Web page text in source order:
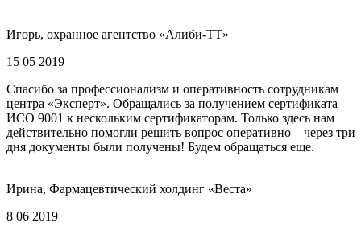
Игорь, охранное агентство «Алиби-ТТ»
15 05 2019
Спасибо за профессионализм и оперативность сотрудникам
центра «Эксперт». Обращались за получением сертификата
ИСО 9001 к нескольким сертификаторам. Только здесь нам
действительно помогли решить вопрос оперативно – через три
дня документы были получены! Будем обращаться еще.
Ирина, Фармацевтический холдинг «Веста»
8 06 2019